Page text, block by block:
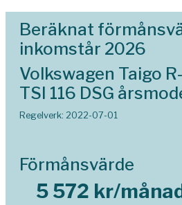
Beräknat
inkomstår 2026
Volkswagen Taigo
TSI 116 DSG
Regelverk: 2022-07-01
Förmånsvärde
5 572 kr/